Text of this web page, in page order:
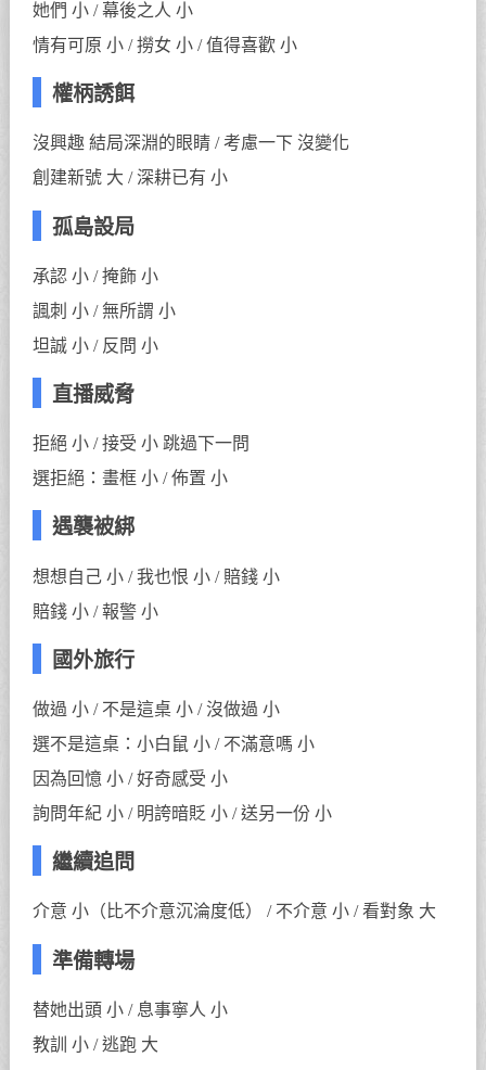
她們 小 / 幕後之人 小
情有可原 小 / 撈女 小 / 值得喜歡 小
權柄誘餌
沒興趣 結局深淵的眼睛 / 考慮一下 沒變化
創建新號 大 / 深耕已有 小
孤島設局
承認 小 / 掩飾 小
諷刺 小 / 無所謂 小
坦誠 小 / 反問 小
直播威脅
拒絕 小 / 接受 小 跳過下一問
選拒絕：畫框 小 / 佈置 小
遇襲被綁
想想自己 小 / 我也恨 小 / 賠錢 小
賠錢 小 / 報警 小
國外旅行
做過 小 / 不是這桌 小 / 沒做過 小
選不是這桌：小白鼠 小 / 不滿意嗎 小
因為回憶 小 / 好奇感受 小
詢問年紀 小 / 明誇暗貶 小 / 送另一份 小
繼續追問
介意 小（比不介意沉淪度低） / 不介意 小 / 看對象 大
準備轉場
替她出頭 小 / 息事寧人 小
教訓 小 / 逃跑 大